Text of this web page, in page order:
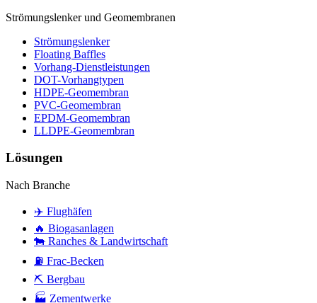
Strömungslenker und Geomembranen
Strömungslenker
Floating Baffles
Vorhang-Dienstleistungen
DOT-Vorhangtypen
HDPE-Geomembran
PVC-Geomembran
EPDM-Geomembran
LLDPE-Geomembran
Lösungen
Nach Branche
✈️ Flughäfen
🔥 Biogasanlagen
🐄 Ranches & Landwirtschaft
⛽ Frac-Becken
⛏️ Bergbau
🏭 Zementwerke